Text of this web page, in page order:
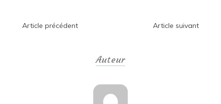
Navigation
Article précédent Article suivant
Auteur